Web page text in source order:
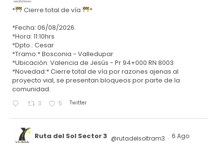
* Cierre total de vía
*
*Fecha: 06/08/2026.
*Hora: 11:10hrs
*Dpto.: Cesar
*Tramo:* Bosconia - Valledupar
*Ubicación: Valencia de Jesús - Pr 94+000 RN 8003
*Novedad:* Cierre total de vía por razones ajenas al
proyecto vial, se presentan bloqueos por parte de la
comunidad.
3 5 Twitter
Ruta del Sol Sector 3 @rutadelsoltram3 · 6 Ago